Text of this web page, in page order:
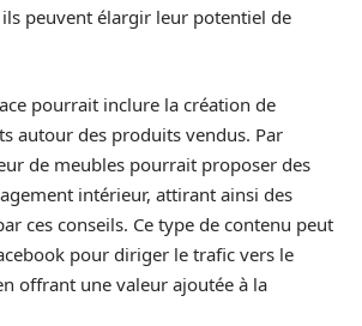
peuvent élargir leur potentiel de
pourrait inclure la création de
autour des produits vendus. Par
de meubles pourrait proposer des
intérieur, attirant ainsi des
ces conseils. Ce type de contenu peut
pour diriger le trafic vers le
offrant une valeur ajoutée à la